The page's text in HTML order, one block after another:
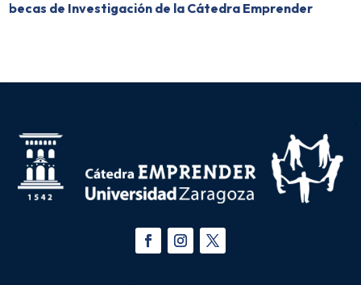
becas de Investigación de la Cátedra Emprender